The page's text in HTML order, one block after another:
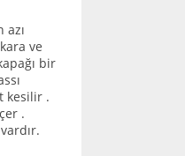
ve
bir
kesilir .
.